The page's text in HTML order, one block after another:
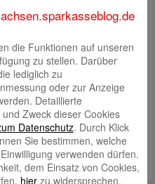
Freuen Sie sich auf
unbeschwerten Urlaub: ☀️ Mit
ist Ihre Familie, Ihre Reise, Ihr
Mietwagen oder Ihr eigenes Auto
unterwegs rundum abgesichert.
⛱️
Mehr lesen
die Funktionen auf unseren
zu stellen. Darüber
lediglich zu
oder zur Anzeige
Detaillierte
Zweck dieser Cookies
Datenschutz. Durch Klick
Sie bestimmen, welche
verwenden dürfen.
dem Einsatz von Cookies,
hierzu widersprechen.